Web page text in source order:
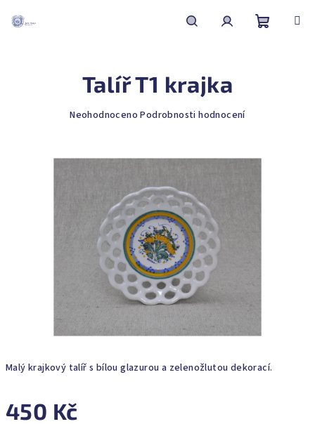
Malý krajkový talíř s bílou glazurou a zelenožlutou dekorací.
450 Kč
Talíř T1 krajka
Průměrné
je
hvězdiček.
Neohodnoceno Podrobnosti hodnocení